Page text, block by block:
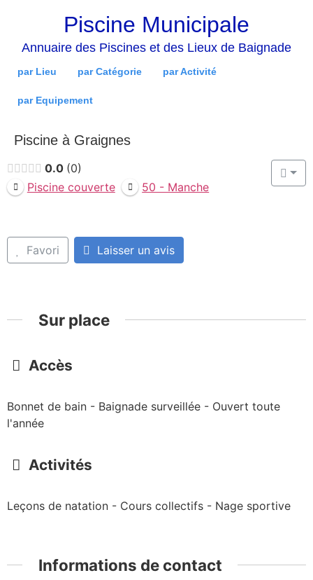
Piscine Municipale
Annuaire des Piscines et des Lieux de Baignade
par Lieu par Catégorie par Activité
par Equipement
Piscine à Graignes
0.0 0
Piscine couverte
50 - Manche
Favori Laisser un avis
Sur place
Accès
Bonnet de bain - Baignade surveillée - Ouvert toute
l'année
Activités
Leçons de natation - Cours collectifs - Nage sportive
Informations de contact